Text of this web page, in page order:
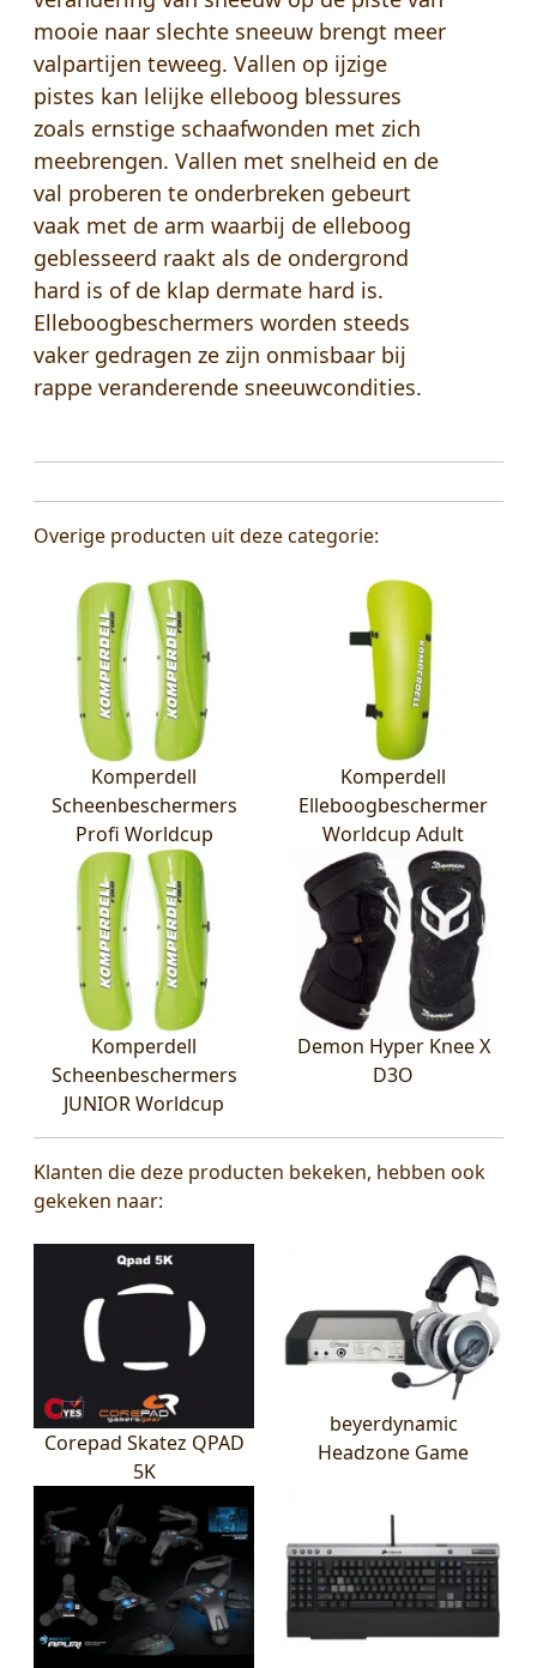
mooie naar slechte sneeuw brengt meer
valpartijen teweeg. Vallen op ijzige
pistes kan lelijke elleboog blessures
zoals ernstige schaafwonden met zich
meebrengen. Vallen met snelheid en de
val proberen te onderbreken gebeurt
vaak met de arm waarbij de elleboog
geblesseerd raakt als de ondergrond
hard is of de klap dermate hard is.
Elleboogbeschermers worden steeds
vaker gedragen ze zijn onmisbaar bij
rappe veranderende sneeuwcondities.
Overige producten uit deze categorie:
Komperdell
Scheenbeschermers
Profi Worldcup
Komperdell
Elleboogbeschermer
Worldcup Adult
Komperdell
Scheenbeschermers
JUNIOR Worldcup
Demon Hyper Knee X
D3O
Klanten die deze producten bekeken, hebben ook
gekeken naar:
Corepad Skatez QPAD
5K
beyerdynamic
Headzone Game